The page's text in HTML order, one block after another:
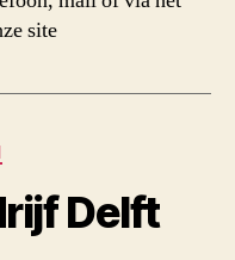
site
Delft